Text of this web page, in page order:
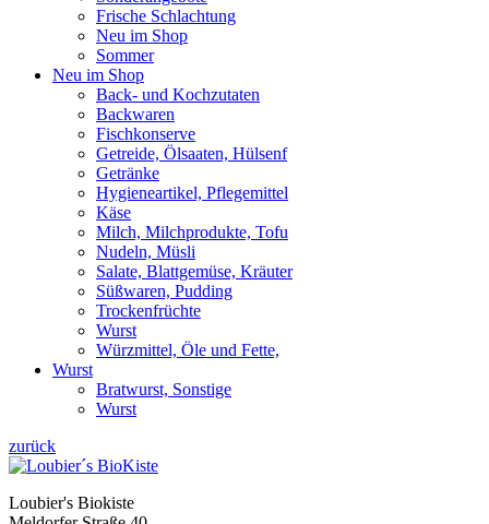
Frische Schlachtung
Neu im Shop
Sommer
Neu im Shop
Back- und Kochzutaten
Backwaren
Fischkonserve
Getreide, Ölsaaten, Hülsenf
Getränke
Hygieneartikel, Pflegemittel
Käse
Milch, Milchprodukte, Tofu
Nudeln, Müsli
Salate, Blattgemüse, Kräuter
Süßwaren, Pudding
Trockenfrüchte
Wurst
Würzmittel, Öle und Fette,
Wurst
Bratwurst, Sonstige
Wurst
zurück
Loubier's Biokiste